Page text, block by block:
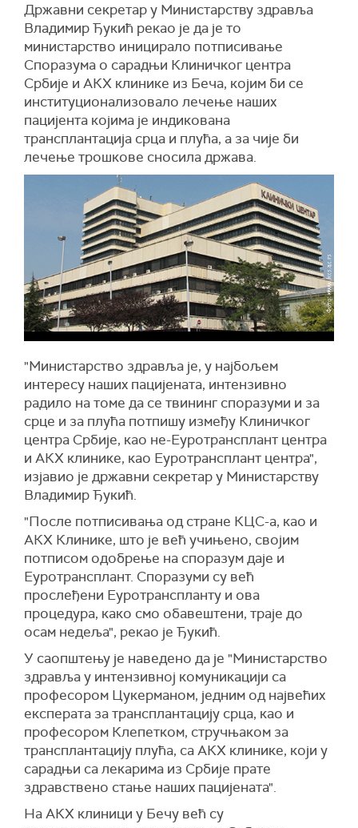
Државни секретар у Министарству здравља
Владимир Ђукић рекао је да је то
министарство иницирало потписивање
Споразума о сарадњи Клиничког центра
Србије и АКХ клинике из Беча, којим би се
институционализовало лечење наших
пацијента којима је индикована
трансплантација срца и плућа, а за чије би
лечење трошкове сносила држава.
"Министарство здравља је, у најбољем
интересу наших пацијената, интензивно
радило на томе да се твининг споразуми и за
срце и за плућа потпишу између Клиничког
центра Србије, као не-Еуротрансплант центра
и АКХ клинике, као Еуротрансплант центра",
изјавио је државни секретар у Министарству
Владимир Ђукић.
"После потписивања од стране КЦС-а, као и
АКХ Клинике, што је већ учињено, својим
потписом одобрење на споразум даје и
Еуротрансплант. Споразуми су већ
прослеђени Еуротранспланту и ова
процедура, како смо обавештени, траје до
осам недеља", рекао је Ђукић.
У саопштењу је наведено да је "Министарство
здравља у интензивној комуникацији са
професором Цукерманом, једним од највећих
експерата за трансплантацију срца, као и
професором Клепетком, стручњаком за
трансплантацију плућа, са АКХ клинике, који у
сарадњи са лекарима из Србије прате
здравствено стање наших пацијената".
На АКХ клиници у Бечу већ су